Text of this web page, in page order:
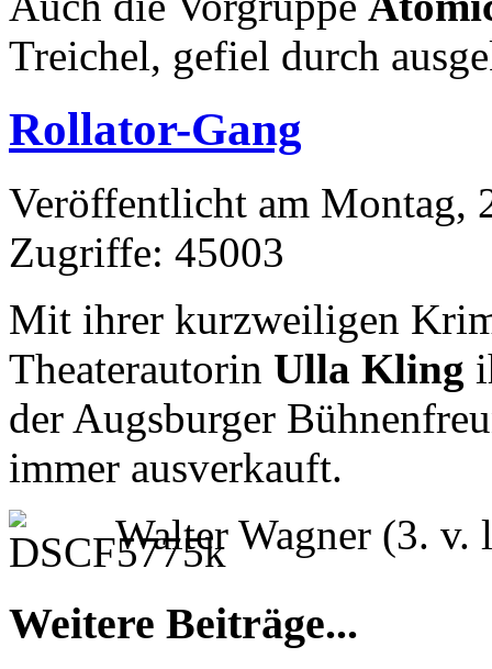
Treichel, gefiel durch
Rollator-Gang
Veröffentlicht am Montag,
Zugriffe: 45003
Mit ihrer kurzweiligen
Theaterautorin Ulla Kling
der Augsburger
immer ausverkauft.
Walter Wagner (3.
Weitere Beiträge...